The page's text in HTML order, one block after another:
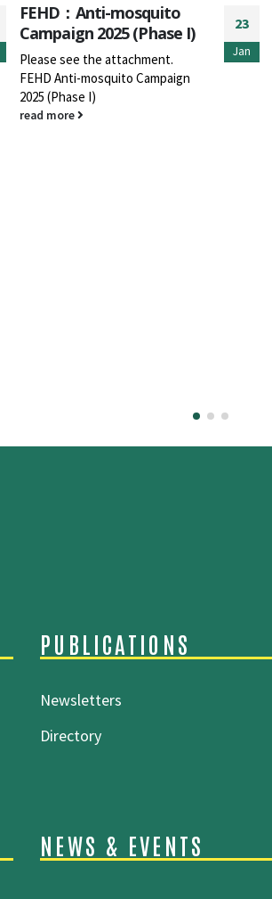
FEHD：Anti-mosquito
Campaign 2025 (Phase I)
Please see the attachment.
FEHD Anti-mosquito Campaign
2025 (Phase I)
read more
23
Jan
PUBLICATIONS
Newsletters
Directory
NEWS & EVENTS